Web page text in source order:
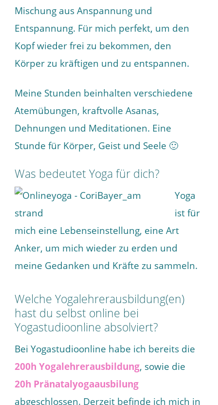
Mischung aus Anspannung und
Entspannung. Für mich perfekt, um den
Kopf wieder frei zu bekommen, den
Körper zu kräftigen und zu entspannen.
Meine Stunden beinhalten verschiedene
Atemübungen, kraftvolle Asanas,
Dehnungen und Meditationen. Eine
Stunde für Körper, Geist und Seele 🙂
Was bedeutet Yoga für dich?
Yoga
ist für
mich eine Lebenseinstellung, eine Art
Anker, um mich wieder zu erden und
meine Gedanken und Kräfte zu sammeln.
Welche Yogalehrerausbildung(en)
hast du selbst online bei
Yogastudioonline absolviert?
Bei Yogastudioonline habe ich bereits die
200h Yogalehrerausbildung, sowie die
20h Pränatalyogaausbilung
abgeschlossen. Derzeit befinde ich mich in